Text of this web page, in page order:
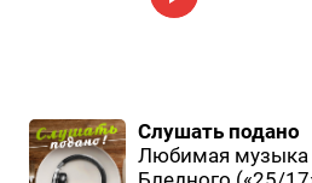
Слушать подано
Любимая музыка